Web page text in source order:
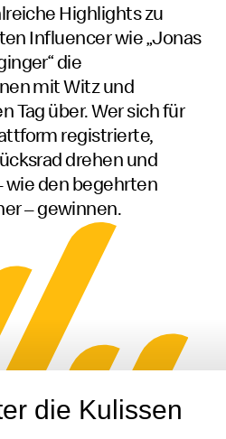
Highlights zu
Influencerwie „Jonas
“ die
mit Witz und
Tag über. Wer sich für
registrierte,
drehen und
wie den begehrten
– gewinnen.
die Kulissen